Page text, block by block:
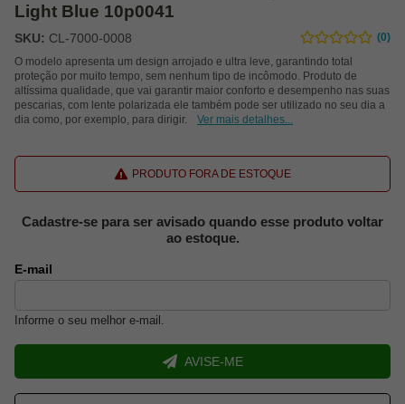
Light Blue 10p0041
SKU: CL-7000-0008
(0)
O modelo apresenta um design arrojado e ultra leve, garantindo total
proteção por muito tempo, sem nenhum tipo de incômodo. Produto de
altíssima qualidade, que vai garantir maior conforto e desempenho nas suas
pescarias, com lente polarizada ele também pode ser utilizado no seu dia a
dia como, por exemplo, para dirigir.
Ver mais detalhes...
PRODUTO FORA DE ESTOQUE
Cadastre-se para ser avisado quando esse produto voltar
ao estoque.
E-mail
Informe o seu melhor e-mail.
AVISE-ME